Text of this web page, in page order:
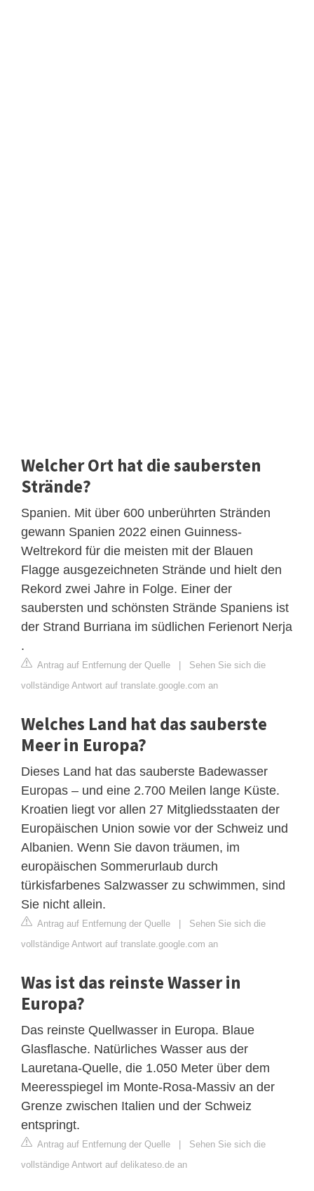
Welcher Ort hat die saubersten
Strände?
Spanien. Mit über 600 unberührten Stränden
gewann Spanien 2022 einen Guinness-
Weltrekord für die meisten mit der Blauen
Flagge ausgezeichneten Strände und hielt den
Rekord zwei Jahre in Folge. Einer der
saubersten und schönsten Strände Spaniens ist
der Strand Burriana im südlichen Ferienort Nerja
.
Antrag auf Entfernung der Quelle | Sehen Sie sich die
vollständige Antwort auf translate.google.com an
Welches Land hat das sauberste
Meer in Europa?
Dieses Land hat das sauberste Badewasser
Europas – und eine 2.700 Meilen lange Küste.
Kroatien liegt vor allen 27 Mitgliedsstaaten der
Europäischen Union sowie vor der Schweiz und
Albanien. Wenn Sie davon träumen, im
europäischen Sommerurlaub durch
türkisfarbenes Salzwasser zu schwimmen, sind
Sie nicht allein.
Antrag auf Entfernung der Quelle | Sehen Sie sich die
vollständige Antwort auf translate.google.com an
Was ist das reinste Wasser in
Europa?
Das reinste Quellwasser in Europa. Blaue
Glasflasche. Natürliches Wasser aus der
Lauretana-Quelle, die 1.050 Meter über dem
Meeresspiegel im Monte-Rosa-Massiv an der
Grenze zwischen Italien und der Schweiz
entspringt.
Antrag auf Entfernung der Quelle | Sehen Sie sich die
vollständige Antwort auf delikateso.de an